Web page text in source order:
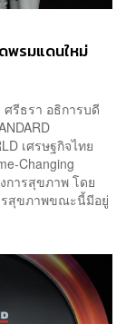
พรมแดนใหม่
รีธรา อธิการบดี
เศรษฐกิจไทย
Changing
การสุขภาพ โดย
ารสุขภาพขณะนี้มีอยู่